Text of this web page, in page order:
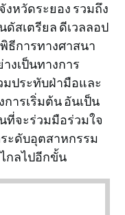
หวัดระยอง รวมถึง
สเตรียล ดีเวลลอป
ธีการทางศาสนา
งเป็นทางการ
มประทับฝ่ามือและ
ารเริ่มต้น อันเป็น
จะร่วมมือร่วมใจ
ะดับอุตสาหกรรม
กลไปอีกขั้น